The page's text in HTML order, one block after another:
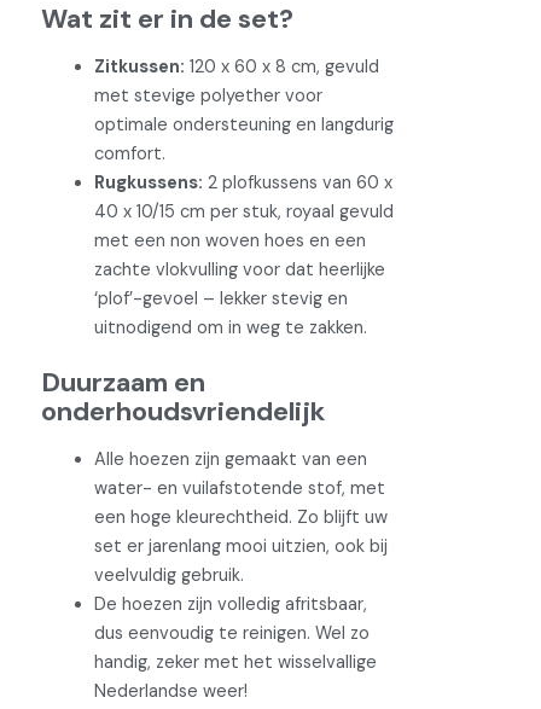
Wat zit er in de set?
Zitkussen: 120 x 60 x 8 cm, gevuld
met stevige polyether voor
optimale ondersteuning en langdurig
comfort.
Rugkussens: 2 plofkussens van 60 x
40 x 10/15 cm per stuk, royaal gevuld
met een non woven hoes en een
zachte vlokvulling voor dat heerlijke
‘plof’-gevoel – lekker stevig en
uitnodigend om in weg te zakken.
Duurzaam en
onderhoudsvriendelijk
Alle hoezen zijn gemaakt van een
water- en vuilafstotende stof, met
een hoge kleurechtheid. Zo blijft uw
set er jarenlang mooi uitzien, ook bij
veelvuldig gebruik.
De hoezen zijn volledig afritsbaar,
dus eenvoudig te reinigen. Wel zo
handig, zeker met het wisselvallige
Nederlandse weer!